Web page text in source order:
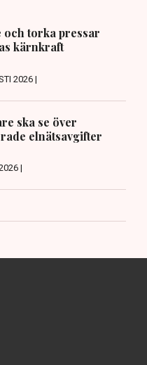
och torka pressar
kärnkraft
2026 |
ska se över
elnätsavgifter
|